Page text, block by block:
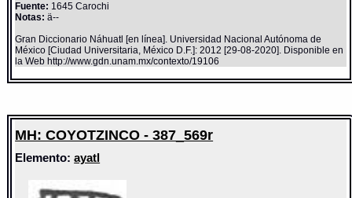
Fuente: 1645 Carochi
Notas: ä--
Gran Diccionario Náhuatl [en línea]. Universidad Nacional Autónoma de
México [Ciudad Universitaria, México D.F.]: 2012 [29-08-2020]. Disponible en
la Web http://www.gdn.unam.mx/contexto/19106
MH: COYOTZINCO - 387_569r
Elemento:ayatl